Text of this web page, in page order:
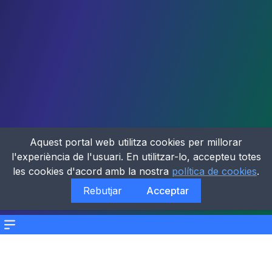
Menu
Aquest portal web utilitza cookies per millorar
l'experiència de l'usuari. En utilitzar-lo, accepteu totes
les cookies d'acord amb la nostra política de cookies.
Rebutjar
Acceptar